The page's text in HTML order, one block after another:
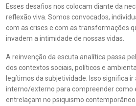
Esses desafios nos colocam diante da
reflexão viva. Somos convocados,
com as crises e com as transformações
invadem a intimidade de nossas vidas.
A reinvenção da escuta analítica passa
dos contextos sociais, políticos e
legítimos da subjetividade. Isso significa
interno/externo para compreender como
entrelaçam no psiquismo